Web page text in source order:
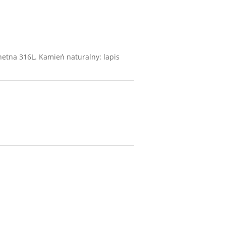
316L. Kamień naturalny: lapis